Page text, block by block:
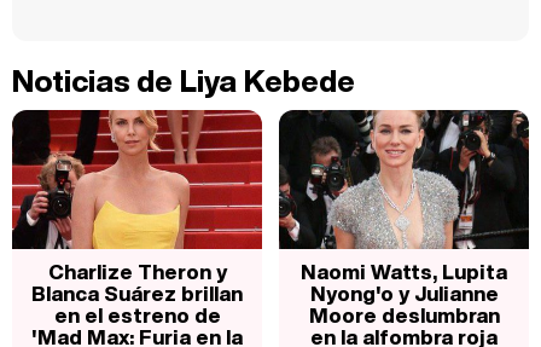
Noticias de Liya Kebede
Charlize Theron y
Blanca Suárez brillan
en el estreno de
'Mad Max: Furia en la
Naomi Watts, Lupita
Nyong'o y Julianne
Moore deslumbran
en la alfombra roja